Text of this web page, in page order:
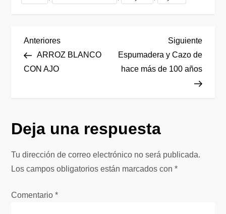
N
a
g
a
Entrada
anterior
Anteriores
ARROZ BLANCO
CON AJO
Siguiente
Espumadera y Cazo de
hace más de 100 años
Deja una respuesta
Tu dirección de correo electrónico no será publicada.
Los campos obligatorios están marcados con*
Comentario*